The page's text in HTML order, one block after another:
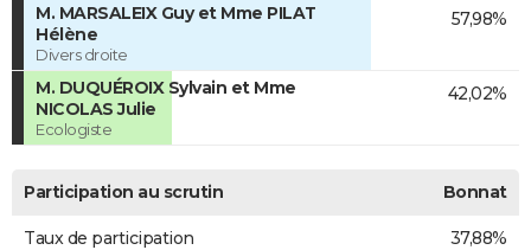
M. MARSALEIX Guy et Mme PILAT
Hélène
Divers droite
57,98%
M. DUQUÉROIX Sylvain et Mme
NICOLAS Julie
Ecologiste
42,02%
Participation au scrutin Bonnat
Taux de participation 37,88%